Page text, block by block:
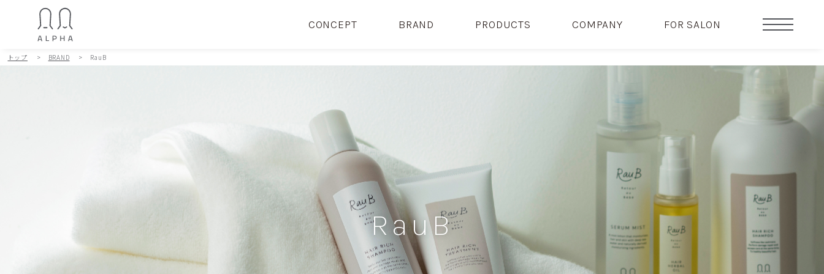
CONCEPT BRAND PRODUCTS COMPANY FOR SALON
トップ > BRAND > RauB
RauB